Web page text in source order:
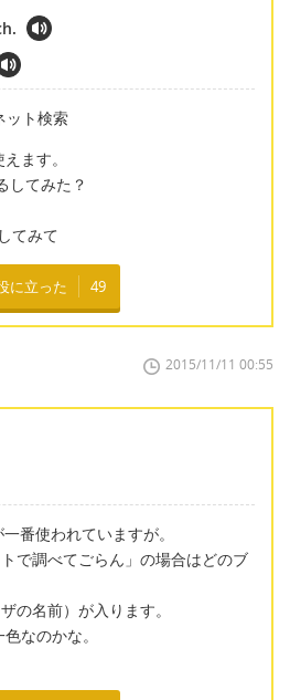
ト検索
ます。
してみた？
てみて
に立った 49
2015/11/11 00:55
番使われていますが。
で調べてごらん」の場合はどのブ
ザの名前）が入ります。
なのかな。